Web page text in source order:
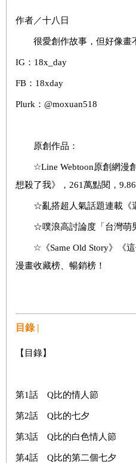
作者／十八日
很愛創作故事，但好像畫
IG：18x_day
FB：18xday
Plurk：@moxuan518
原創作品：
☆Line Webtoon原創網漫創
想殺了我》，261萬點閱，
☆亂搭超人氣話題連載《還
☆噗浪高討論度「台灣萌
☆《Same Old Story》《這
漫畫收藏榜、暢銷榜！
目錄 |
【目錄】
第1話 Q比的情人節
第2話 Q比的七夕
第3話 Q比的白色情人節
第4話 Q比的第二個七夕